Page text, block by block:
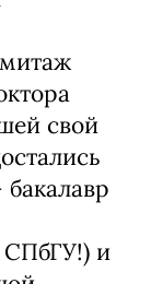
свой
и